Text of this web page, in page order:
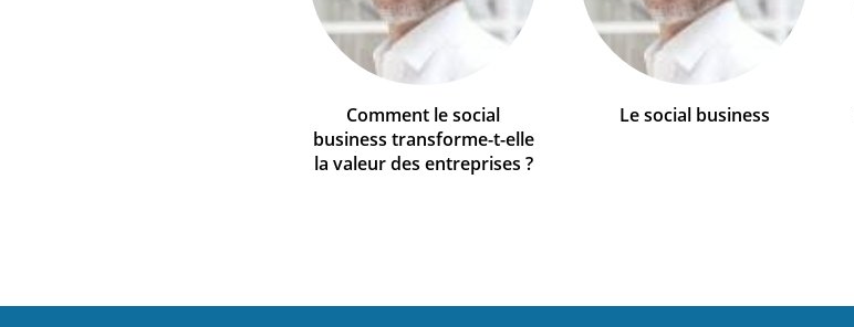
Comment le social
business transforme-t-elle
la valeur des entreprises ?
Le social business